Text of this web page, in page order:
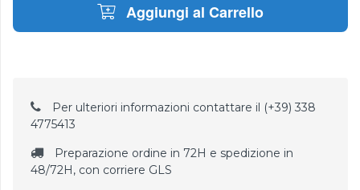
Aggiungi al Carrello
Per ulteriori informazioni contattare il (+39) 338
4775413
Preparazione ordine in 72H e spedizione in
48/72H, con corriere GLS